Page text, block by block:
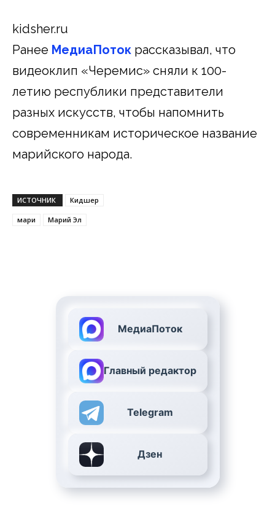
kidsher.ru
Ранее МедиаПоток рассказывал, что
видеоклип «Черемис» сняли к 100-
летию республики представители
разных искусств, чтобы напомнить
современникам историческое название
марийского народа.
ИСТОЧНИК Кидшер
мари Марий Эл
МедиаПоток
Главный редактор
Telegram
Дзен